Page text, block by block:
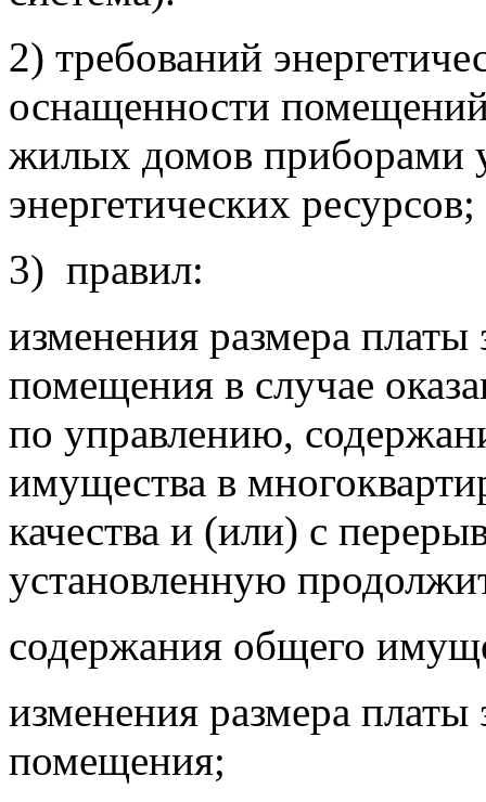
2) требований
оснащенности
жилых домов приборами
энергетических ресурсов;
3) правил:
изменения размера
помещения в случае
по управлению,
имущества в
качества и (или) с
установленную
содержания общего
изменения размера
помещения;